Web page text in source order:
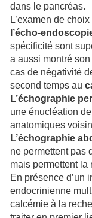
dans le pancréas.
L’examen de
l’écho-
spécificité sont
a aussi montré
cas de négativité
second temps au
L’échographie
une énucléation
anatomiques
L’échographie
ne permettent pas
mais permettent la
En présence d’un
endocrinienne
calcémie à la